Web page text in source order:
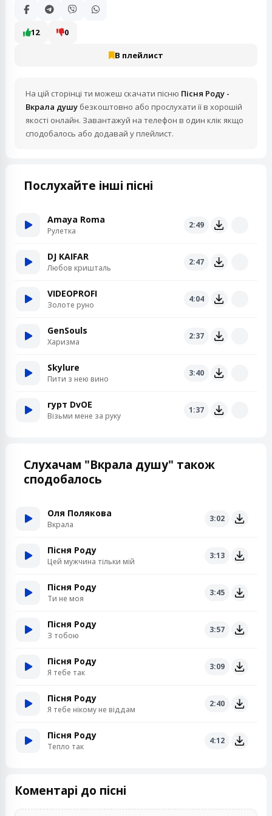
12 0
В плейлист
На цій сторінці ти можеш скачати пісню Пісня Роду -
Вкрала душу безкоштовно або прослухати її в хорошій
якості онлайн. Завантажуй на телефон в один клік якщо
сподобалось або додавай у плейлист.
Послухайте інші пісні
Amaya Roma
Рулетка
2:49
DJ KAIFAR
Любов кришталь
2:47
VIDEOPROFI
Золоте руно
4:04
GenSouls
Харизма
2:37
Skylure
Пити з нею вино
3:40
гурт DvOE
Візьми мене за руку
1:37
Слухачам "Вкрала душу" також
сподобалось
Оля Полякова
Вкрала
3:02
Пісня Роду
Цей мужчина тільки мій
3:13
Пісня Роду
Ти не моя
3:45
Пісня Роду
З тобою
3:57
Пісня Роду
Я тебе так
3:09
Пісня Роду
Я тебе нікому не віддам
2:40
Пісня Роду
Тепло так
4:12
Коментарі до пісні